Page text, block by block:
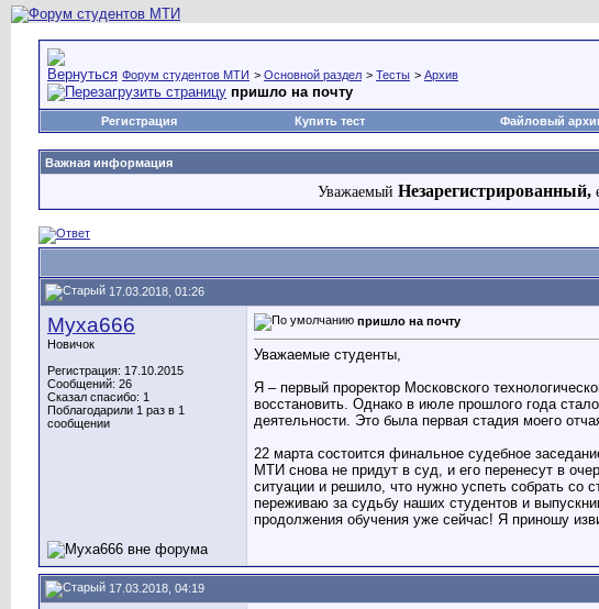
Форум студентов МТИ > Основной раздел > Тесты > Архив
пришло на почту
Регистрация Купить тест Файловый
Важная информация
Уважаемый Незарегистрированный,
17.03.2018, 01:26
Муха666
Новичок
Регистрация: 17.10.2015
Сообщений: 26
Сказал спасибо: 1
Поблагодарили 1 раз в 1
сообщении
пришло на почту
Уважаемые студенты,
Я – первый проректор Московского
восстановить. Однако в июле прошлого года
деятельности. Это была первая стадия моего
22 марта состоится финальное судебное
МТИ снова не придут в суд, и его перенесут в
ситуации и решило, что нужно успеть собрать со
переживаю за судьбу наших студентов и
продолжения обучения уже сейчас! Я приношу
17.03.2018, 04:19